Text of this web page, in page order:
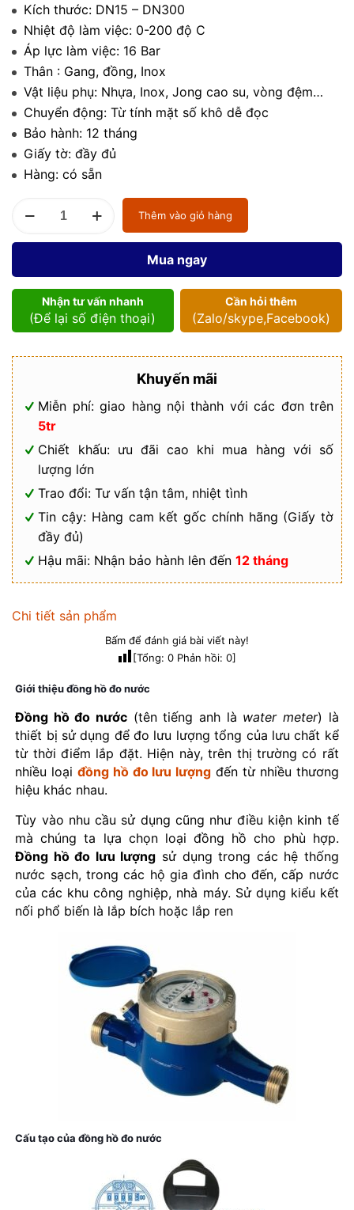
Kích thước: DN15 – DN300
Nhiệt độ làm việc: 0-200 độ C
Áp lực làm việc: 16 Bar
Thân : Gang, đồng, Inox
Vật liệu phụ: Nhựa, Inox, Jong cao su, vòng đệm…
Chuyển động: Từ tính mặt số khô dễ đọc
Bảo hành: 12 tháng
Giấy tờ: đầy đủ
Hàng: có sẵn
nước
lượng
Thêm vào giỏ hàng
Mua ngay
Nhận tư vấn nhanh
(Để lại số điện thoại)
Cần hỏi thêm
(Zalo/skype,Facebook)
Khuyến mãi
Miễn phí: giao hàng nội thành với các đơn trên
5tr
Chiết khấu: ưu đãi cao khi mua hàng với số
lượng lớn
Trao đổi: Tư vấn tận tâm, nhiệt tình
Tin cậy: Hàng cam kết gốc chính hãng (Giấy tờ
đầy đủ)
Hậu mãi: Nhận bảo hành lên đến12 tháng
Chi tiết sản phẩm
Bấm để đánh giá bài viết này!
[Tổng:0 Phản hồi:0]
Giới thiệu đồng hồ đo nước
Đồng hồ đo nước (tên tiếng anh là water meter) là
thiết bị sử dụng để đo lưu lượng tổng của lưu chất kể
từ thời điểm lắp đặt. Hiện này, trên thị trường có rất
nhiều loại đồng hồ đo lưu lượng đến từ nhiều thương
hiệu khác nhau.
Tùy vào nhu cầu sử dụng cũng như điều kiện kinh tế
mà chúng ta lựa chọn loại đồng hồ cho phù hợp.
Đồng hồ đo lưu lượng sử dụng trong các hệ thống
nước sạch, trong các hộ gia đình cho đến, cấp nước
của các khu công nghiệp, nhà máy. Sử dụng kiểu kết
nối phổ biến là lắp bích hoặc lắp ren
Cấu tạo của đồng hồ đo nước